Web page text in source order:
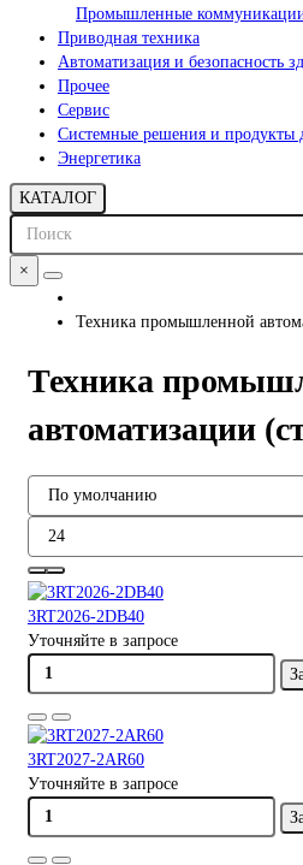
Промышленные
Приводная техника
Автоматизация и безопасность
Прочее
Сервис
Системные решения и продукты
Энергетика
КАТАЛОГ
×
Техника промышленной
Техника
автоматизации
3RT2026-2DB40
Уточняйте в запросе
3RT2027-2AR60
Уточняйте в запросе